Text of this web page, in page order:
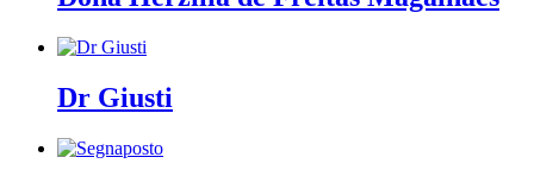
Dr Giusti